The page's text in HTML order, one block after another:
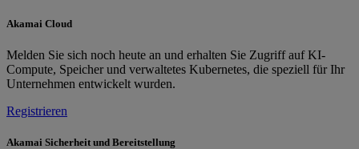
Akamai Cloud
Melden Sie sich noch heute an und erhalten Sie Zugriff auf KI-
Compute, Speicher und verwaltetes Kubernetes, die speziell für Ihr
Unternehmen entwickelt wurden.
Registrieren
Akamai Sicherheit und Bereitstellung